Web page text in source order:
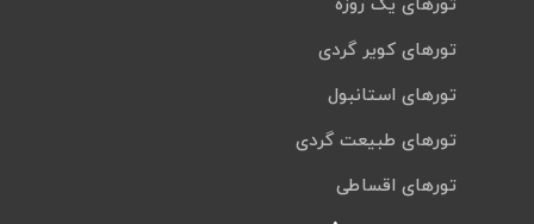
تورهای یک روزه
تورهای کویر گردی
تورهای استانبول
تورهای طبیعت گردی
تورهای اقساطی